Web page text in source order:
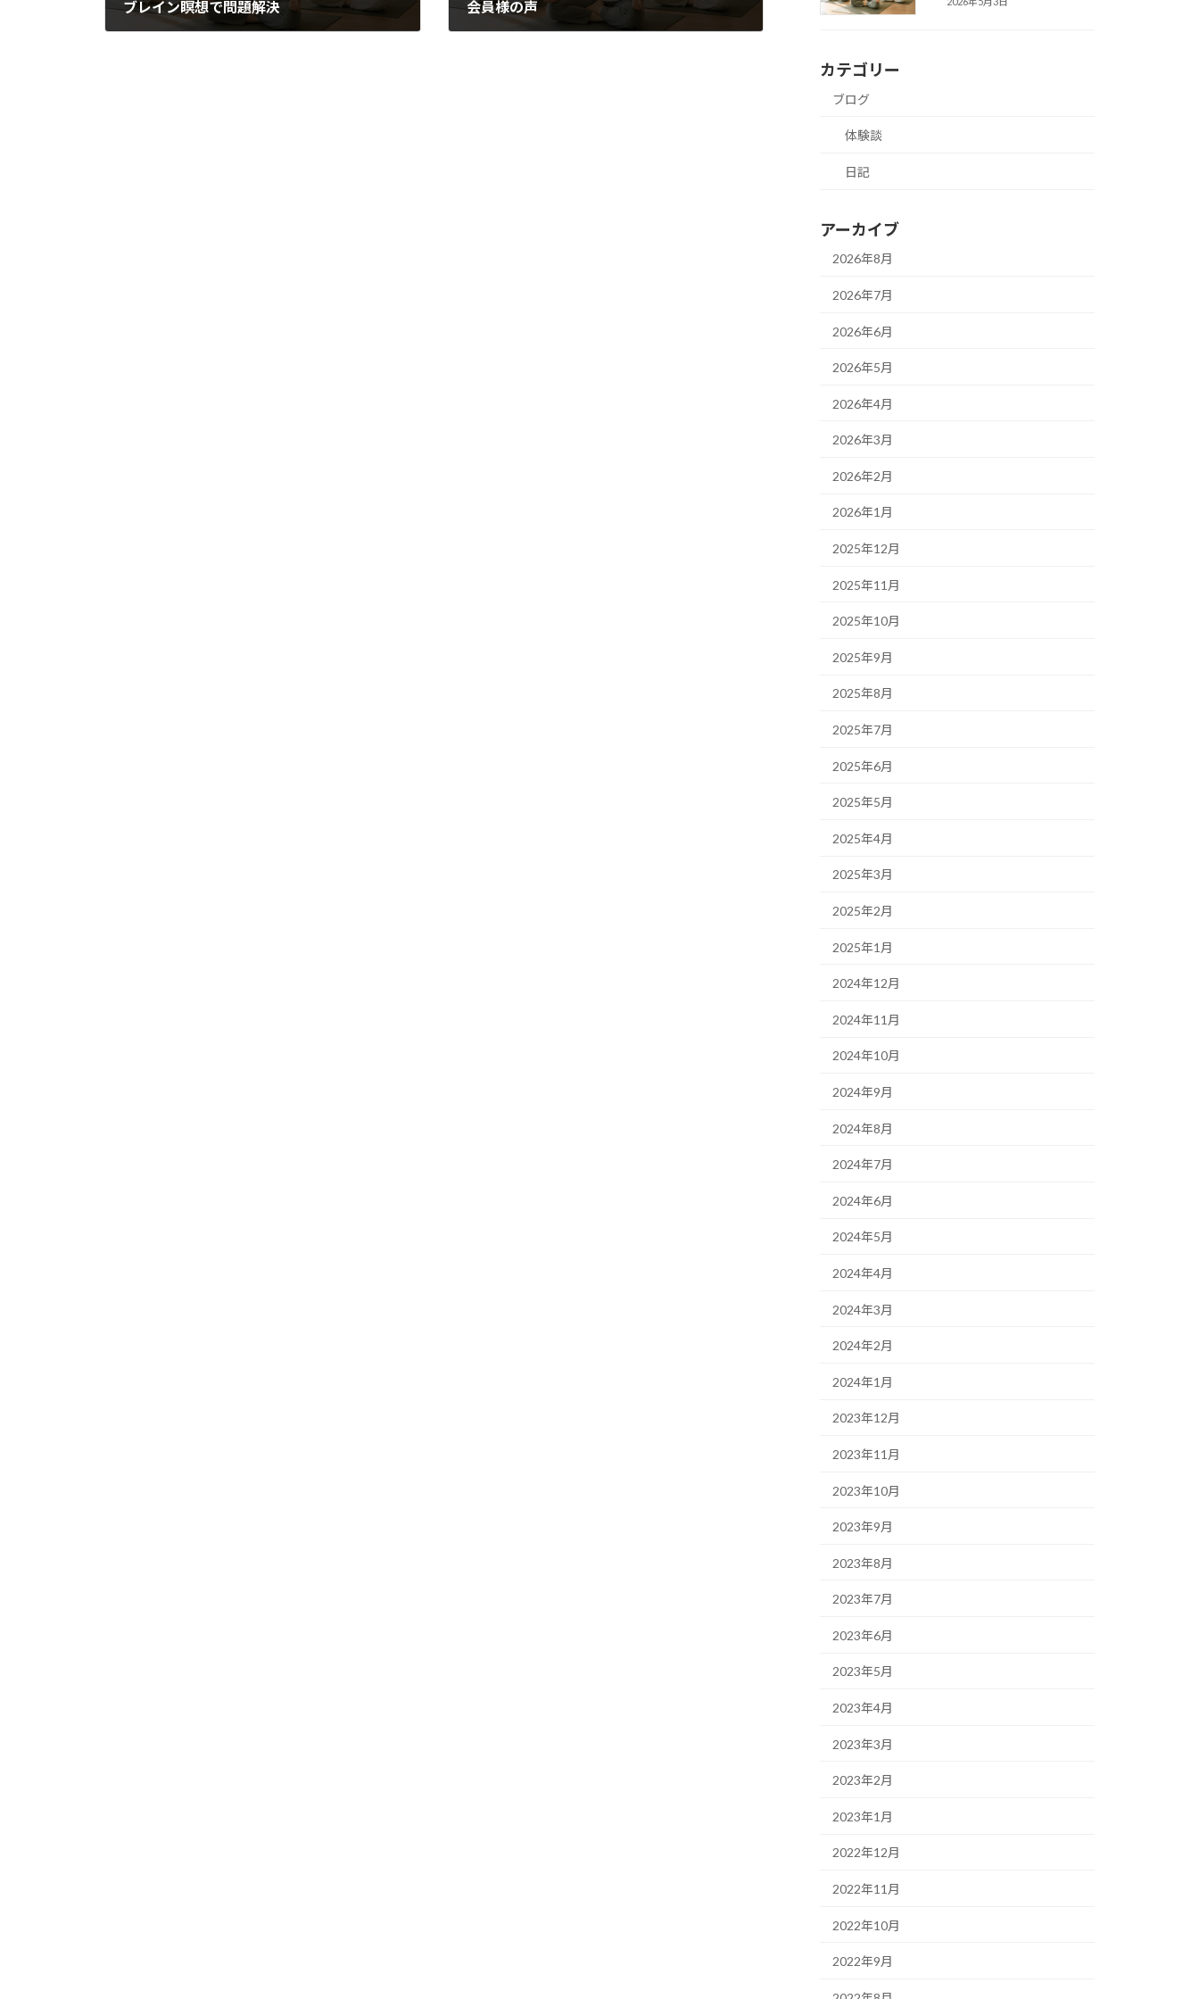
ブレイン瞑想で問題解決 会員様の声
カテゴリー
ブログ
体験談
日記
アーカイブ
2026年8月
2026年7月
2026年6月
2026年5月
2026年4月
2026年3月
2026年2月
2026年1月
2025年12月
2025年11月
2025年10月
2025年9月
2025年8月
2025年7月
2025年6月
2025年5月
2025年4月
2025年3月
2025年2月
2025年1月
2024年12月
2024年11月
2024年10月
2024年9月
2024年8月
2024年7月
2024年6月
2024年5月
2024年4月
2024年3月
2024年2月
2024年1月
2023年12月
2023年11月
2023年10月
2023年9月
2023年8月
2023年7月
2023年6月
2023年5月
2023年4月
2023年3月
2023年2月
2023年1月
2022年12月
2022年11月
2022年10月
2022年9月